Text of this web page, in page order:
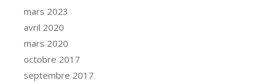
mars 2023
avril 2020
mars 2020
octobre 2017
septembre 2017